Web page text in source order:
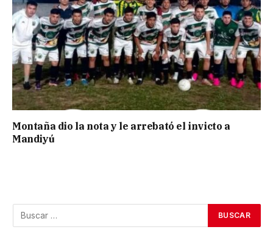
Montaña dio la nota y le arrebató el invicto a
Mandiyú